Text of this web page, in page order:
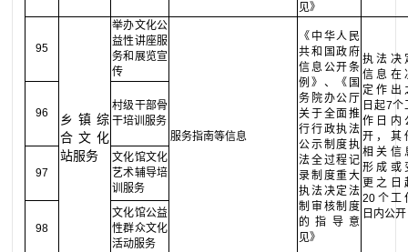
见》
95
乡镇综
合文化
站服务
举办文化公
益性讲座服
务和展览宣
传
服务指南等信息
《中华人民
共和国政府
信息公开条
例》、《国
务院办公厅
关于全面推
行行政执法
公示制度执
法全过程记
录制度重大
执法决定法
制审核制度
的指导意
见》
执法决
信息在
定作出
日起7个
作日内
开，其
相关信
形成或
更之日
20个工
日内公开
96
村级干部骨
干培训服务
97
文化馆文化
艺术辅导培
训服务
98
文化馆公益
性群众文化
活动服务